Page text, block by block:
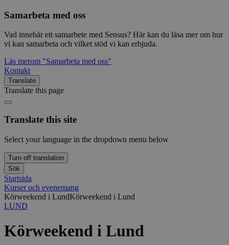
Samarbeta med oss
Vad innebär ett samarbete med Sensus? Här kan du läsa mer om hur
vi kan samarbeta och vilket stöd vi kan erbjuda.
Läs merom "Samarbeta med oss"
Kontakt
Translate
Translate this page
Translate this site
Select your language in the dropdown menu below
Turn off translation
Sök
Startsida
Kurser och evenemang
Körweekend i LundKörweekend i Lund
LUND
Körweekend i Lund